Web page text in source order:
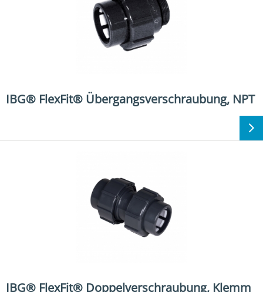
IBG® FlexFit® Übergangsverschraubung, NPT
IBG® FlexFit® Doppelverschraubung, Klemm